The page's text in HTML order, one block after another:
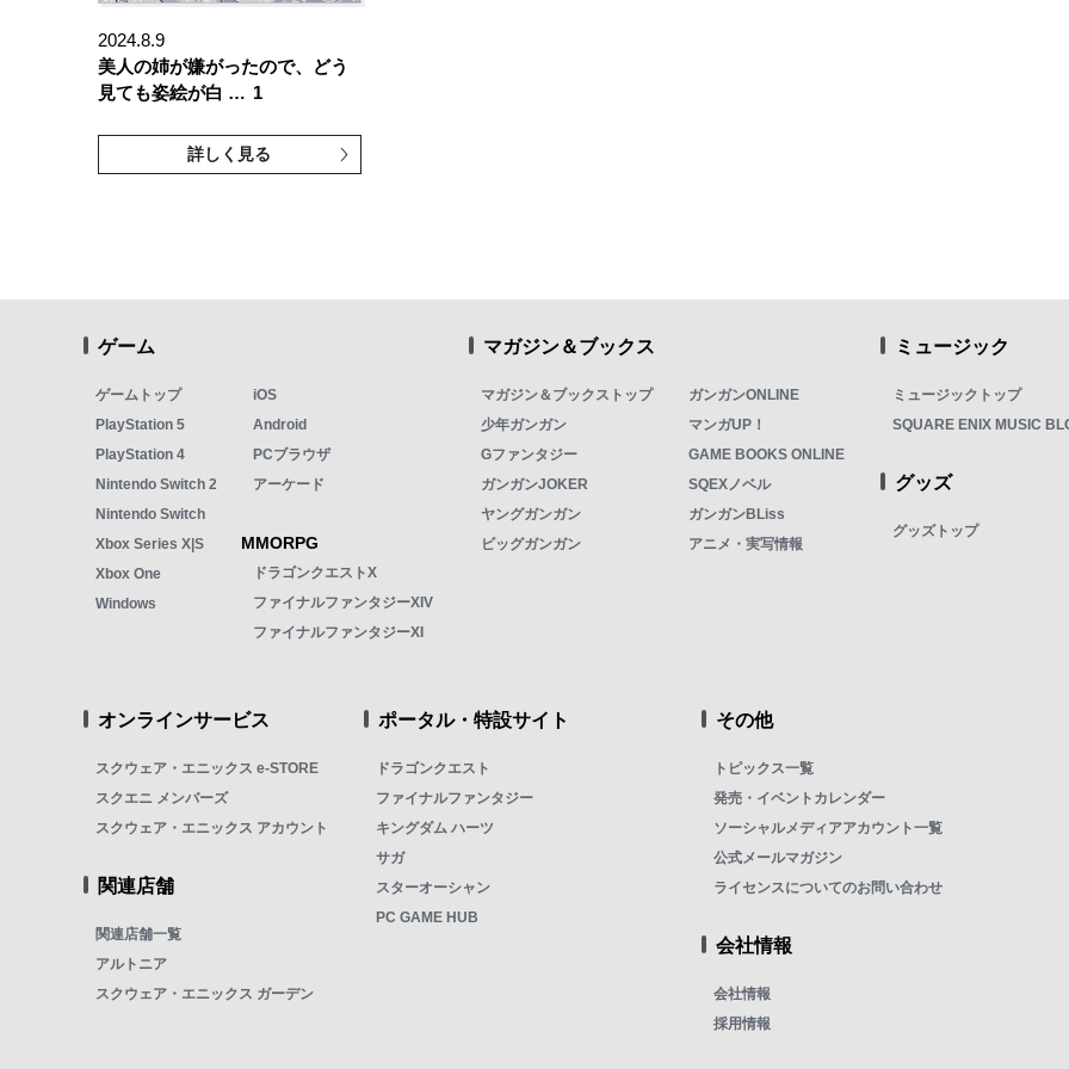
2024.8.9
美人の姉が嫌がったので、どう
見ても姿絵が白 … 1
詳しく見る
ゲーム
ゲームトップ
PlayStation 5
PlayStation 4
Nintendo Switch 2
Nintendo Switch
Xbox Series X|S
Xbox One
Windows
iOS
Android
PCブラウザ
アーケード
MMORPG
ドラゴンクエストX
ファイナルファンタジーXIV
ファイナルファンタジーXI
マガジン＆ブックス
マガジン＆ブックストップ
少年ガンガン
Gファンタジー
ガンガンJOKER
ヤングガンガン
ビッグガンガン
ガンガンONLINE
マンガUP！
GAME BOOKS ONLINE
SQEXノベル
ガンガンBLiss
アニメ・実写情報
ミュージック
ミュージックトップ
SQUARE ENIX MUSIC
グッズ
グッズトップ
オンラインサービス
スクウェア・エニックス e-STORE
スクエニ メンバーズ
スクウェア・エニックス アカウント
関連店舗
関連店舗一覧
アルトニア
スクウェア・エニックス ガーデン
ポータル・特設サイト
ドラゴンクエスト
ファイナルファンタジー
キングダム ハーツ
サガ
スターオーシャン
PC GAME HUB
その他
トピックス一覧
発売・イベントカレンダー
ソーシャルメディアアカウント一覧
公式メールマガジン
ライセンスについてのお問い合わせ
会社情報
会社情報
採用情報